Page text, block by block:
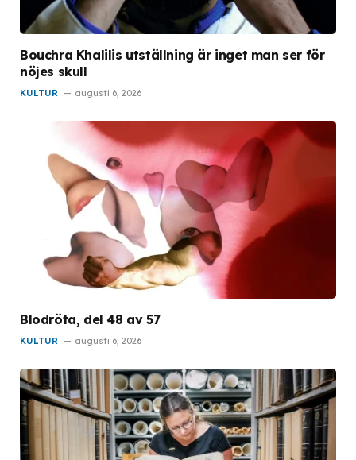
Bouchra Khalilis utställning är inget man ser för
nöjes skull
KULTUR augusti 6, 2026
Blodröta, del 48 av 57
KULTUR augusti 6, 2026